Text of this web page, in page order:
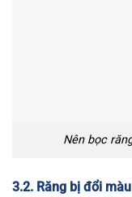
Nên bọc
3.2. Răng bị đổi